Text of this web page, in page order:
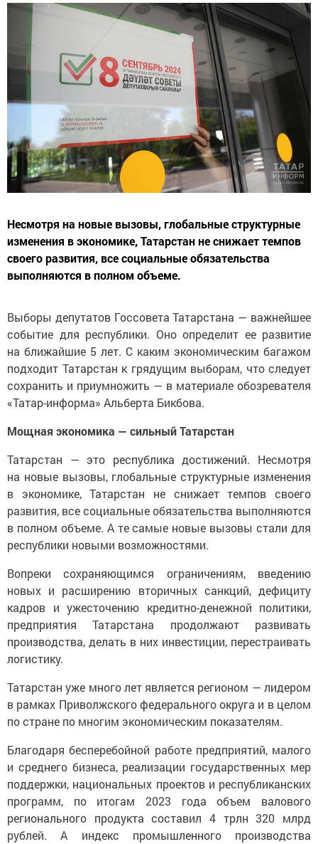
Несмотря на новые вызовы, глобальные структурные
изменения в экономике, Татарстан не снижает темпов
своего развития, все социальные обязательства
выполняются в полном объеме.
Выборы депутатов Госсовета Татарстана — важнейшее
событие для республики. Оно определит ее развитие
на ближайшие 5 лет. С каким экономическим багажом
подходит Татарстан к грядущим выборам, что следует
сохранить и приумножить — в материале обозревателя
«Татар-информа» Альберта Бикбова.
Мощная экономика — сильный Татарстан
Татарстан — это республика достижений. Несмотря
на новые вызовы, глобальные структурные изменения
в экономике, Татарстан не снижает темпов своего
развития, все социальные обязательства выполняются
в полном объеме. А те самые новые вызовы стали для
республики новыми возможностями.
Вопреки сохраняющимся ограничениям, введению
новых и расширению вторичных санкций, дефициту
кадров и ужесточению кредитно-денежной политики,
предприятия Татарстана продолжают развивать
производства, делать в них инвестиции, перестраивать
логистику.
Татарстан уже много лет является регионом — лидером
в рамках Приволжского федерального округа и в целом
по стране по многим экономическим показателям.
Благодаря бесперебойной работе предприятий, малого
и среднего бизнеса, реализации государственных мер
поддержки, национальных проектов и республиканских
программ, по итогам 2023 года объем валового
регионального продукта составил 4 трлн 320 млрд
рублей. А индекс промышленного производства